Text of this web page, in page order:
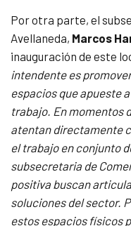
Por otra parte, el
Avellaneda, Marcos
inauguración de este
intendente es
espacios que apueste
trabajo. En momentos
atentan directamente
el trabajo en conjunto
subsecretaria de
positiva buscan
soluciones del sector.
estos espacios físicos